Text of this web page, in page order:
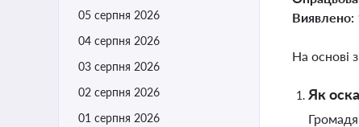
05 серпня 2026
04 серпня 2026
03 серпня 2026
02 серпня 2026
01 серпня 2026
Виявлено:
На основі
Як